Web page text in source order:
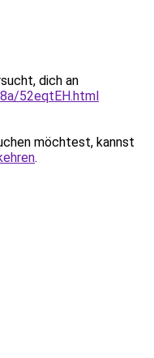
dich an
52eqtEH.html
möchtest, kannst
.